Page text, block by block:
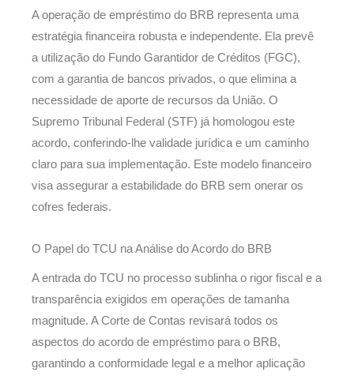
A operação de empréstimo do BRB representa uma
estratégia financeira robusta e independente. Ela prevê
a utilização do Fundo Garantidor de Créditos (FGC),
com a garantia de bancos privados, o que elimina a
necessidade de aporte de recursos da União. O
Supremo Tribunal Federal (STF) já homologou este
acordo, conferindo-lhe validade jurídica e um caminho
claro para sua implementação. Este modelo financeiro
visa assegurar a estabilidade do BRB sem onerar os
cofres federais.
O Papel do TCU na Análise do Acordo do BRB
A entrada do TCU no processo sublinha o rigor fiscal e a
transparência exigidos em operações de tamanha
magnitude. A Corte de Contas revisará todos os
aspectos do acordo de empréstimo para o BRB,
garantindo a conformidade legal e a melhor aplicação